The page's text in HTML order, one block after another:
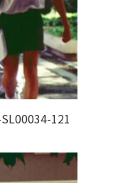
121